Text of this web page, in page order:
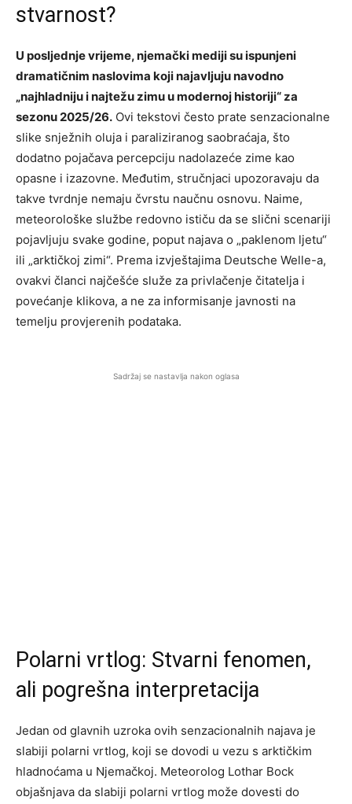
stvarnost?
U posljednje vrijeme, njemački mediji su ispunjeni
dramatičnim naslovima koji najavljuju navodno
„najhladniju i najtežu zimu u modernoj historiji“ za
sezonu 2025/26. Ovi tekstovi često prate senzacionalne
slike snježnih oluja i paraliziranog saobraćaja, što
dodatno pojačava percepciju nadolazeće zime kao
opasne i izazovne. Međutim, stručnjaci upozoravaju da
takve tvrdnje nemaju čvrstu naučnu osnovu. Naime,
meteorološke službe redovno ističu da se slični scenariji
pojavljuju svake godine, poput najava o „paklenom ljetu“
ili „arktičkoj zimi“. Prema izvještajima Deutsche Welle-a,
ovakvi članci najčešće služe za privlačenje čitatelja i
povećanje klikova, a ne za informisanje javnosti na
temelju provjerenih podataka.
Sadržaj se nastavlja nakon oglasa
Polar­ni vrtlog: Stvarni fenomen,
ali pogrešna interpretacija
Jedan od glavnih uzroka ovih senzacionalnih najava je
slabiji polarni vrtlog, koji se dovodi u vezu s arktičkim
hladnoćama u Njemačkoj. Meteorolog Lothar Bock
objašnjava da slabiji polarni vrtlog može dovesti do